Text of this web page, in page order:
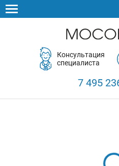
Консультация
специалиста
7 495